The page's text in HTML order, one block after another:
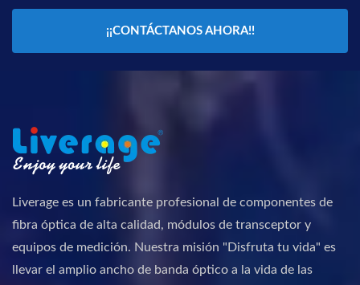
¡¡CONTÁCTANOS AHORA!!
Liverage es un fabricante profesional de componentes de
fibra óptica de alta calidad, módulos de transceptor y
equipos de medición. Nuestra misión "Disfruta tu vida" es
llevar el amplio ancho de banda óptico a la vida de las